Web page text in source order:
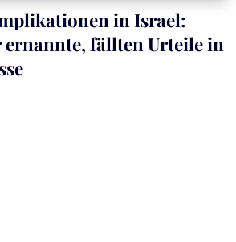
in Israel:
ernannte, fällten Urteile in